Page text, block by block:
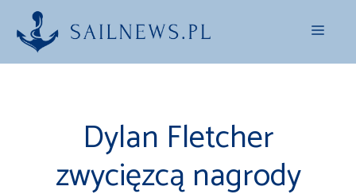
Przejdź
treści
Menu
Dylan Fletcher
zwycięzcą nagrody